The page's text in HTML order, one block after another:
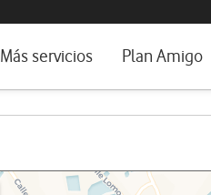
Más servicios Plan Amigo